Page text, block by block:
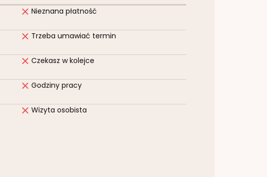
Nieznana płatność
Trzeba umawiać termin
Czekasz w kolejce
Godziny pracy
Wizyta osobista